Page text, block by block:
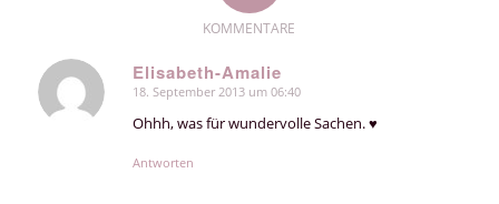
KOMMENTARE
Elisabeth-Amalie
sagte:
18. September 2013 um 06:40
Ohhh, was für wundervolle Sachen. ♥
Antworten